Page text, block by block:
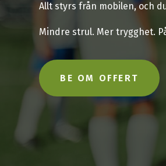
Allt styrs från mobilen, och
Mindre strul. Mer trygghet.
BE OM OFFERT